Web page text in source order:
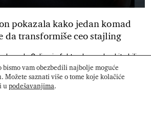
pokazala kako jedan komad
da transformiše ceo stajling
brenda Celine i efektan komad nakita bili
za jedno od najupečatljivijih izdanja na
crvenom tepihu
bismo vam obezbedili najbolje moguće
Možete saznati više o tome koje kolačiće
upodešavanjima.
Cookie Banner